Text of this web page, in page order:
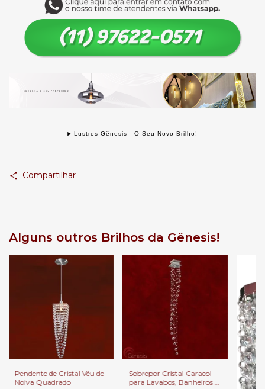
Lustres Gênesis - O Seu Novo Brilho!
Compartilhar
Alguns outros Brilhos da Gênesis!
Pendente de Cristal Véu de
Noiva Quadrado
Sobrepor Cristal Caracol
para Lavabos, Banheiros e